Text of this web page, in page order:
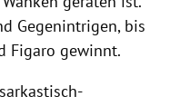
Gegenintrigen, bis
Figaro gewinnt.